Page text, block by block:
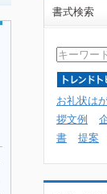
書式検索
お礼状は
拶文例
書
提案